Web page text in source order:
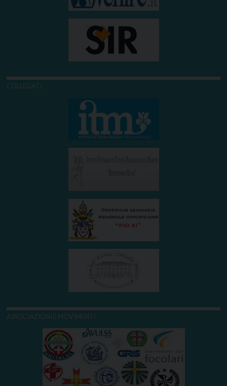
COLLEGATI
ASSOCIAZIONI E MOVIMENTI